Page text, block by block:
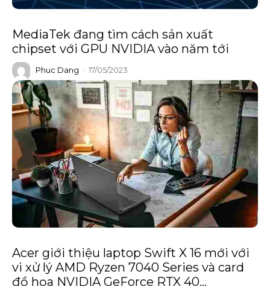
MediaTek đang tìm cách sản xuất
chipset với GPU NVIDIA vào năm tới
Phuc Dang - 17/05/2023
Acer giới thiệu laptop Swift X 16 mới với
vi xử lý AMD Ryzen 7040 Series và card
đồ họa NVIDIA GeForce RTX 40...